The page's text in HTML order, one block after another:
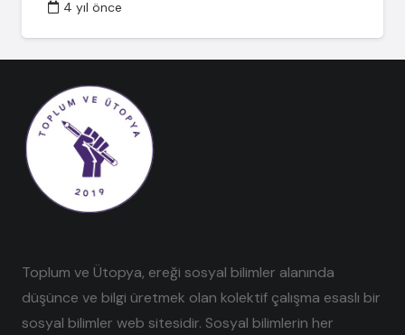
4 yıl önce
Toplum ve Ütopya, ereği sosyal bilimler alanında
düşünce ve bilgi üretmek olan kolektif çalışma esaslı bir
sosyal bilimler web sitesidir. Sosyal bilimlerin her